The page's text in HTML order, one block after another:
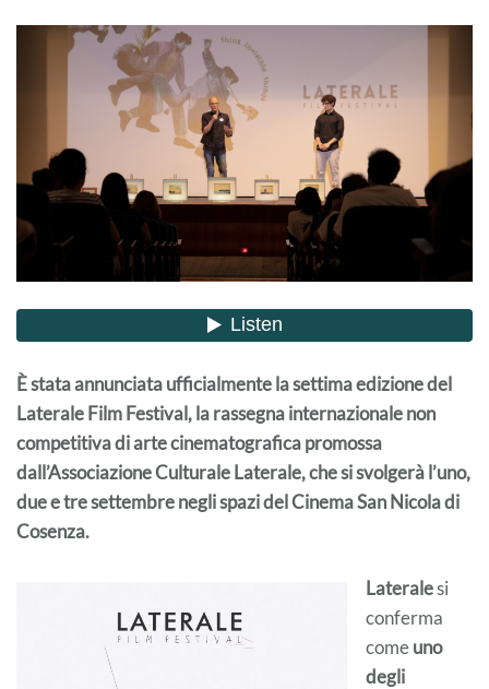
È stata annunciata ufficialmente la settima edizione del
Laterale Film Festival, la rassegna internazionale non
competitiva di arte cinematografica promossa
dall’Associazione Culturale Laterale, che si svolgerà l’uno,
due e tre settembre negli spazi del Cinema San Nicola di
Cosenza.
Lateralesi
conferma
comeuno
degli